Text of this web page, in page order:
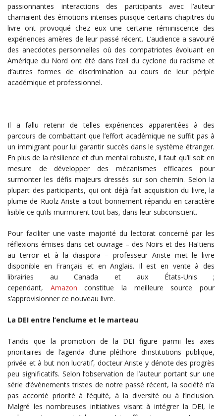
passionnantes interactions des participants avec l’auteur
charriaient des émotions intenses puisque certains chapitres du
livre ont provoqué chez eux une certaine réminiscence des
expériences amères de leur passé récent. L’audience a savouré
des anecdotes personnelles où des compatriotes évoluant en
Amérique du Nord ont été dans l’œil du cyclone du racisme et
d’autres formes de discrimination au cours de leur périple
académique et professionnel.
Il a fallu retenir de telles expériences apparentées à des
parcours de combattant que l’effort académique ne suffit pas à
un immigrant pour lui garantir succès dans le système étranger.
En plus de la résilience et d’un mental robuste, il faut qu’il soit en
mesure de développer des mécanismes efficaces pour
surmonter les défis majeurs dressés sur son chemin. Selon la
plupart des participants, qui ont déjà fait acquisition du livre, la
plume de Ruolz Ariste a tout bonnement répandu en caractère
lisible ce qu’ils murmurent tout bas, dans leur subconscient.
Pour faciliter une vaste majorité du lectorat concerné par les
réflexions émises dans cet ouvrage – des Noirs et des Haïtiens
au terroir et à la diaspora – professeur Ariste met le livre
disponible en Français et en Anglais. Il est en vente à des
librairies au Canada et aux États-Unis ;
cependant, Amazon constitue la meilleure source pour
s’approvisionner ce nouveau livre.
La DEI entre l’enclume et le marteau
Tandis que la promotion de la DEI figure parmi les axes
prioritaires de l’agenda d’une pléthore d’institutions publique,
privée et à but non lucratif, docteur Ariste y dénote des progrès
peu significatifs. Selon l’observation de l’auteur portant sur une
série d’évènements tristes de notre passé récent, la société n’a
pas accordé priorité à l’équité, à la diversité ou à l’inclusion.
Malgré les nombreuses initiatives visant à intégrer la DEI, le